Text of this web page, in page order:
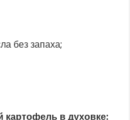
без запаха;
картофель в духовке: